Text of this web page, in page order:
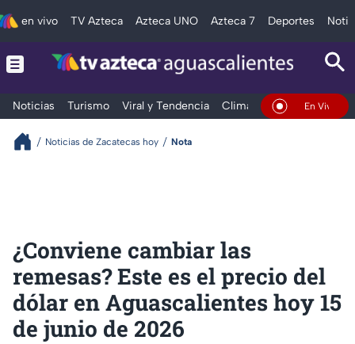
en vivo TV Azteca Azteca UNO Azteca 7 Deportes
Noticias Turismo Viral y Tendencia Clima DeportesEn Vivo
Noticias de Zacatecas hoy Nota
¿Conviene cambiar las
remesas? Este es el precio del
dólar en Aguascalientes hoy 15
de junio de 2026